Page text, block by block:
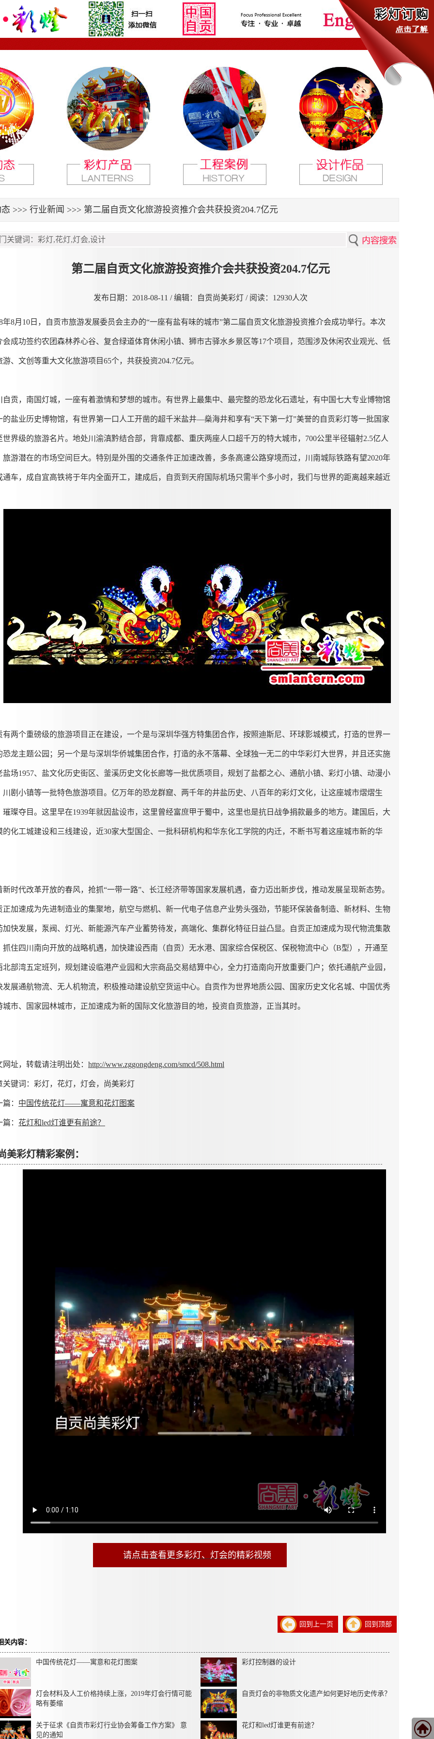
>>> 行业新闻 >>> 第二届自贡文化旅游投资推介会共获投资204.7亿元
第二届自贡文化旅游投资推介会共获投资204.7亿元
发布日期：2018-08-11 / 编辑：自贡尚美彩灯 / 阅读： 12930人次
年8月10日，自贡市旅游发展委员会主办的“一座有盐有味的城市”第二届自贡文化旅游投资推介会成功举行。本次
会成功签约农团森林养心谷、复合绿道体育休闲小镇、狮市古驿水乡景区等17个项目，范围涉及休闲农业观光、低
游、文创等重大文化旅游项目65个，共获投资204.7亿元。
自贡，南国灯城，一座有着激情和梦想的城市。有世界上最集中、最完整的恐龙化石遗址，有中国七大专业博物馆
的盐业历史博物馆，有世界第一口人工开凿的超千米盐井—燊海井和享有“天下第一灯”美誉的自贡彩灯等一批国家
世界级的旅游名片。地处川渝滇黔结合部，背靠成都、重庆两座人口超千万的特大城市，700公里半径辐射2.5亿人
旅游潜在的市场空间巨大。特别是外围的交通条件正加速改善，多条高速公路穿境而过，川南城际铁路有望2020年
通车，成自宜高铁将于年内全面开工，建成后，自贡到天府国际机场只需半个多小时，我们与世界的距离越来越近
有两个重磅级的旅游项目正在建设，一个是与深圳华强方特集团合作，按照迪斯尼、环球影城模式，打造的世界一
恐龙主题公园；另一个是与深圳华侨城集团合作，打造的永不落幕、全球独一无二的中华彩灯大世界，并且还实施
盐场1957、盐文化历史街区、釜溪历史文化长廊等一批优质项目，规划了盐都之心、通航小镇、彩灯小镇、动漫小
川剧小镇等一批特色旅游项目。亿万年的恐龙群窟、两千年的井盐历史、八百年的彩灯文化，让这座城市熠熠生
璀璨夺目。这里早在1939年就因盐设市，这里曾经富庶甲于蜀中，这里也是抗日战争捐款最多的地方。建国后，大
的化工城建设和三线建设，近30家大型国企、一批科研机构和华东化工学院的内迁，不断书写着这座城市新的华
新时代改革开放的春风，抢抓“一带一路”、长江经济带等国家发展机遇，奋力迈出新步伐，推动发展呈现新态势。
正加速成为先进制造业的集聚地，航空与燃机、新一代电子信息产业势头强劲，节能环保装备制造、新材料、生物
加快发展，泵阀、灯光、新能源汽车产业蓄势待发，高端化、集群化特征日益凸显。自贡正加速成为现代物流集散
抓住四川南向开放的战略机遇，加快建设西南（自贡）无水港、国家综合保税区、保税物流中心（B型），开通至
北部湾五定班列，规划建设临港产业园和大宗商品交易结算中心，全力打造南向开放重要门户；依托通航产业园，
发展通航物流、无人机物流，积极推动建设航空货运中心。自贡作为世界地质公园、国家历史文化名城、中国优秀
城市、国家园林城市，正加速成为新的国际文化旅游目的地，投资自贡旅游，正当其时。
网址，转载请注明出处： http://www.zggongdeng.com/smcd/508.html
关键词：彩灯，花灯，灯会，尚美彩灯
： 中国传统花灯——寓意和花灯图案
： 花灯和led灯谁更有前途？
美彩灯精彩案例：
请点击查看更多彩灯、灯会的精彩视频
回到顶部
回到上一页
关内容：
中国传统花灯——寓意和花灯图案 彩灯控制器的设计
灯会材料及人工价格持续上涨，2019年灯会行情可能
略有萎缩
自贡灯会的非物质文化遗产如何更好地历史传承？
关于征求《自贡市彩灯行业协会筹备工作方案》 意
见的通知
花灯和led灯谁更有前途？